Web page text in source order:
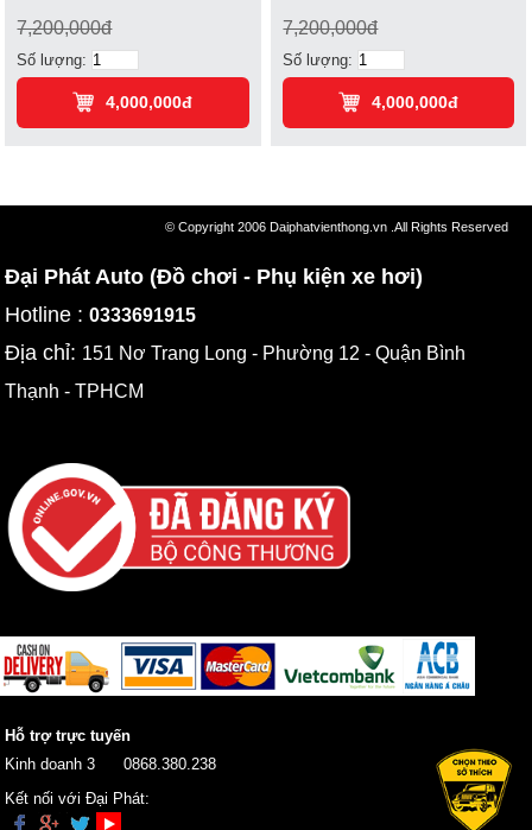
7,200,000đ
Số lượng:
4,000,000đ
7,200,000đ
Số lượng:
4,000,000đ
© Copyright 2006 Daiphatvienthong.vn .All Rights Reserved
Đại Phát Auto (Đồ chơi - Phụ kiện xe hơi)
Hotline :0333691915
Địa chỉ: 151 Nơ Trang Long - Phường 12 - Quận Bình
Thạnh - TPHCM
Hỗ trợ trực tuyến
Kinh doanh 3
0868.380.238
Kết nối với Đại Phát: